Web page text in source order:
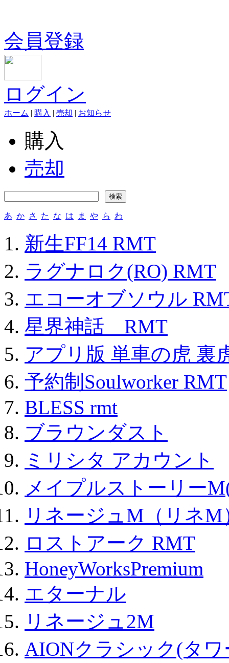
会員登録
ログイン
ホーム | 購入 | 売却 | お知らせ
購入
売却
あ か さ た な は ま や ら わ
新生FF14 RMT
ラグナロク(RO) RMT
エコーオブソウル
星界神話 RMT
アプリ版 単車の虎 裏
予約制Soulworker RMT
BLESS rmt
ブラウンダスト
ミリシタ アカウント
メイプルストーリー
リネージュM（リネM
ロストアーク RMT
HoneyWorksPremium
エターナル
リネージュ2M
AIONクラシック(タ